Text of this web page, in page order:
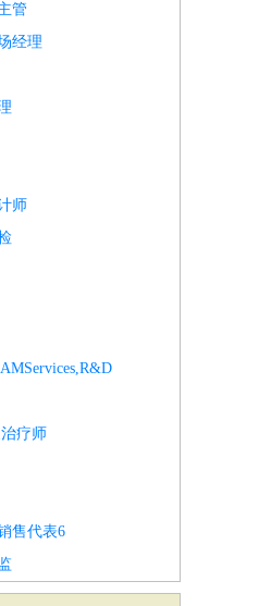
管
经理
师
疗师
售代表6